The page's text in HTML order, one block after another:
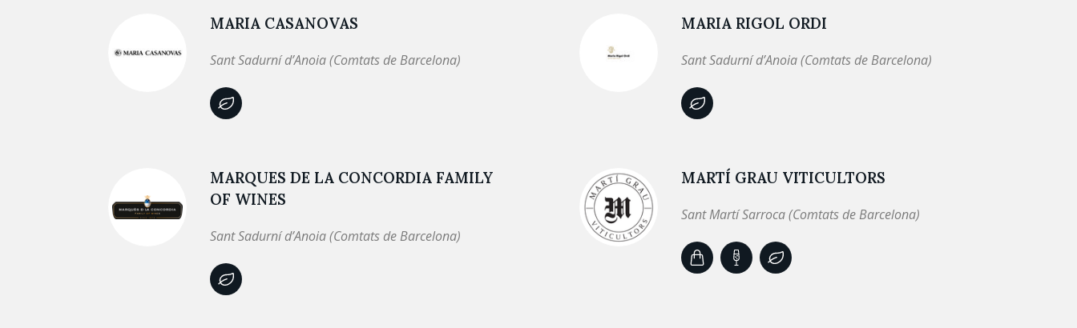
MARIA CASANOVAS
Sant Sadurní d’Anoia (Comtats de Barcelona)
MARIA RIGOL ORDI
Sant Sadurní d’Anoia (Comtats de Barcelona)
MARQUES DE LA CONCORDIA FAMILY
OF WINES
Sant Sadurní d’Anoia (Comtats de Barcelona)
MARTÍ GRAU VITICULTORS
Sant Martí Sarroca (Comtats de Barcelona)